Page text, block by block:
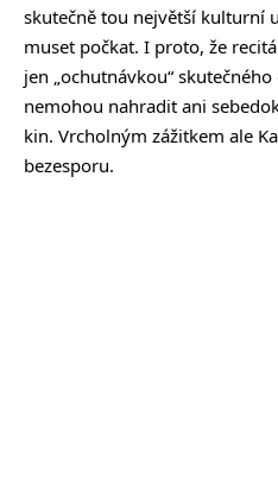
skutečně tou největší kulturní
muset počkat. I proto, že
jen „ochutnávkou“
nemohou nahradit ani
kin. Vrcholným zážitkem ale
bezesporu.